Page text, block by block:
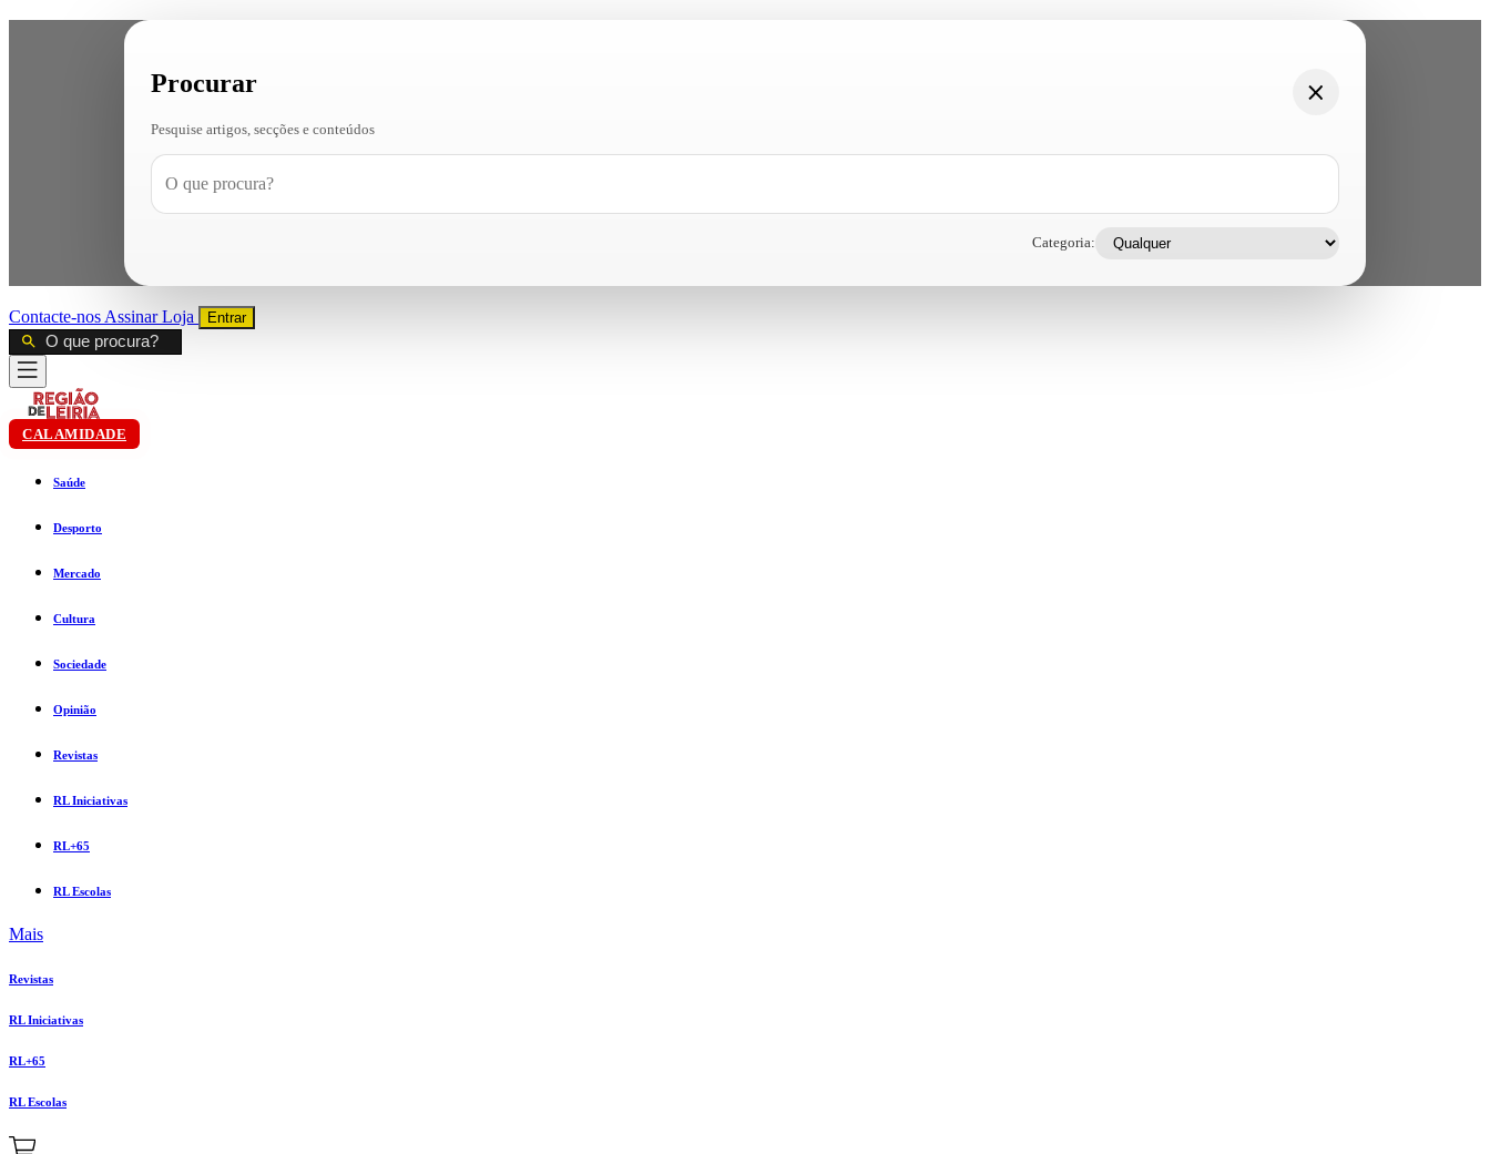
Procurar
Pesquise artigos, secções e conteúdos
Categoria:
Contacte-nos AssinarLoja Entrar
CALAMIDADE
Saúde
Desporto
Mercado
Cultura
Sociedade
Opinião
Revistas
RL Iniciativas
RL+65
RL Escolas
Mais
Revistas
RL Iniciativas
RL+65
RL Escolas